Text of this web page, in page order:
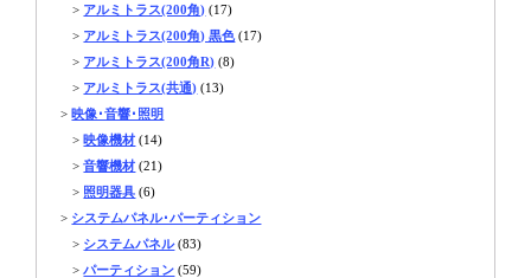
> アルミトラス(200角) (17)
> アルミトラス(200角) 黒色 (17)
> アルミトラス(200角R) (8)
> アルミトラス(共通) (13)
>映像･音響･照明
>映像機材 (14)
>音響機材 (21)
> 照明器具 (6)
> システムパネル･パーティション
> システムパネル(83)
>パーティション (59)